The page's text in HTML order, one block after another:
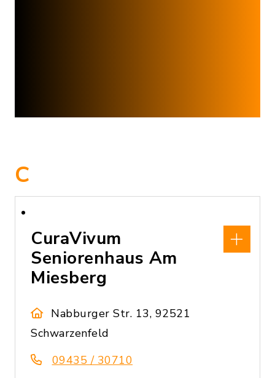
C
CuraVivum
Seniorenhaus Am
Miesberg
Nabburger Str. 13, 92521
Schwarzenfeld
09435 / 30710